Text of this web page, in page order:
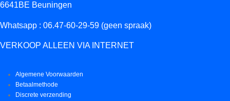
6641BE Beuningen
Whatsapp : 06.47-60-29-59 (geen spraak)
VERKOOP ALLEEN VIA INTERNET
Algemene Voorwaarden
Betaalmethode
Discrete verzending